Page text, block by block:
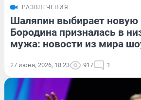
РАЗВЛЕЧЕНИЯ
Шаляпин выбирает новую
Бородина призналась в
мужа: новости из мира
27 июня, 2026, 18:23 917 1